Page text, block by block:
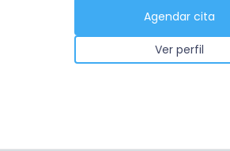
Agendar cita
Ver perfil